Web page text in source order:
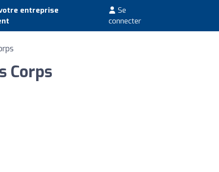
entreprise
Se
connecter
Corps